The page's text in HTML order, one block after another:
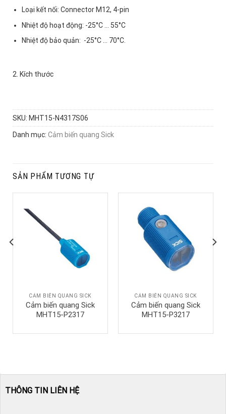
Loại kết nối: Connector M12, 4-pin
Nhiệt độ hoạt động: -25°C … 55°C
Nhiệt độ bảo quản: -25°C … 70°C.
2. Kích thước
SKU: MHT15-N4317S06
Danh mục: Cảm biến quang Sick
SẢN PHẨM TƯƠNG TỰ
CẢM BIẾN QUANG SICK
Cảm biến quang Sick
MHT15-P2317
CẢM BIẾN QUANG SICK
Cảm biến quang Sick
MHT15-P3217
THÔNG TIN LIÊN HỆ